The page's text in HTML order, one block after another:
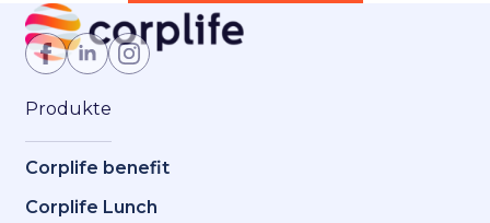
Jetzt Mitglied werden
Produkte
Corplife benefit
Corplife Lunch